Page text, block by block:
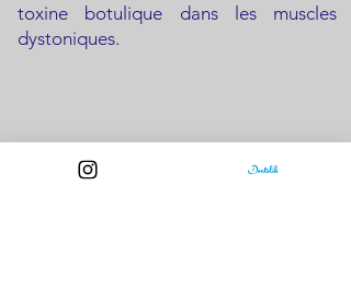
toxine botulique dans les muscles
dystoniques.